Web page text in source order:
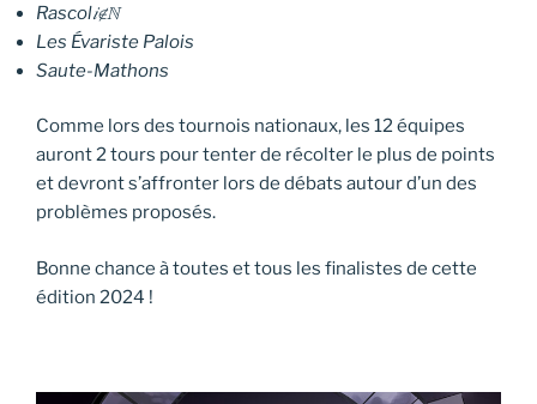
Rascol𝑖∉ℕ
Les Évariste Palois
Saute-Mathons
Comme lors des tournois nationaux, les 12 équipes
auront 2 tours pour tenter de récolter le plus de points
et devront s’affronter lors de débats autour d’un des
problèmes proposés.
Bonne chance à toutes et tous les finalistes de cette
édition 2024 !